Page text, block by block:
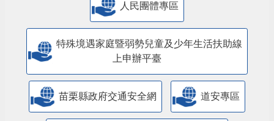
人民團體專區
特殊境遇家庭暨弱勢兒童及少年生活扶助線
上申辦平臺
苗栗縣政府交通安全網 道安專區